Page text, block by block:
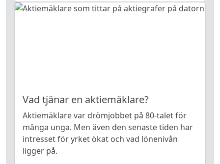
Vad tjänar en aktiemäklare?
Aktiemäklare var drömjobbet på 80-talet för
många unga. Men även den senaste tiden har
intresset för yrket ökat och vad lönenivån
ligger på.